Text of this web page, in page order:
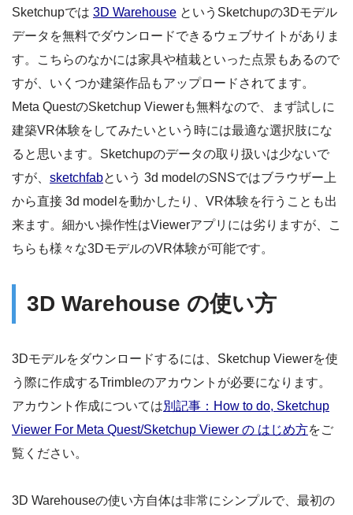
Sketchupでは 3D Warehouse というSketchupの3Dモデル
データを無料でダウンロードできるウェブサイトがありま
す。こちらのなかには家具や植栽といった点景もあるので
すが、いくつか建築作品もアップロードされてます。
Meta QuestのSketchup Viewerも無料なので、まず試しに
建築VR体験をしてみたいという時には最適な選択肢にな
ると思います。Sketchupのデータの取り扱いは少ないで
すが、 sketchfabという 3d modelのSNSではブラウザー上
から直接 3d modelを動かしたり、VR体験を行うことも出
来ます。細かい操作性はViewerアプリには劣りますが、こ
ちらも様々な3DモデルのVR体験が可能です。
3D Warehouse の使い方
3Dモデルをダウンロードするには、Sketchup Viewerを使
う際に作成するTrimbleのアカウントが必要になります。
アカウント作成については別記事：How to do, Sketchup
Viewer For Meta Quest/Sketchup Viewer の はじめ方をご
覧ください。
3D Warehouseの使い方自体は非常にシンプルで、最初の